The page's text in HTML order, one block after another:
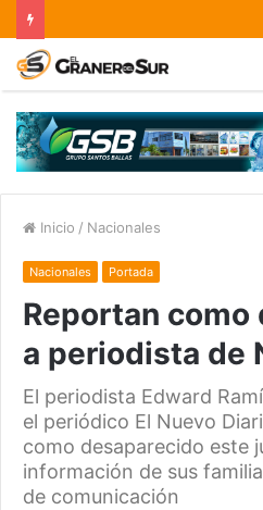
Inicio / Nacionales
Nacionales Portada
Reportan como
a periodista de
El periodista Edward
el periódico El Nuevo
como desaparecido este
información de sus
de comunicación